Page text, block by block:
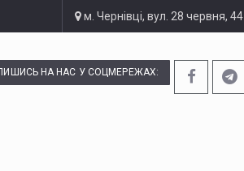
м. Чернівці, вул. 28 червня, 44
НА НАС У СОЦМЕРЕЖАХ: